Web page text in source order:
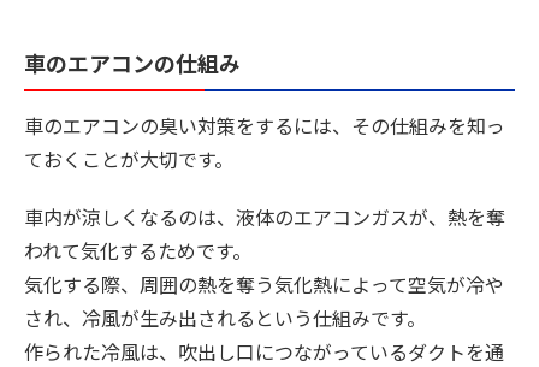
車のエアコンの仕組み
車のエアコンの臭い対策をするには、その仕組みを知っ
ておくことが大切です。
車内が涼しくなるのは、液体のエアコンガスが、熱を奪
われて気化するためです。
気化する際、周囲の熱を奪う気化熱によって空気が冷や
され、冷風が生み出されるという仕組みです。
作られた冷風は、吹出し口につながっているダクトを通